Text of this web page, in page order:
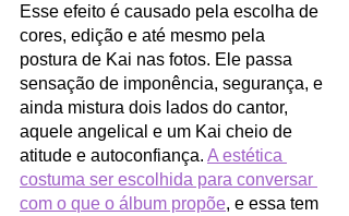
Esse efeito é causado pela escolha de
cores, edição e até mesmo pela
postura de Kai nas fotos. Ele passa
sensação de imponência, segurança, e
ainda mistura dois lados do cantor,
aquele angelical e um Kai cheio de
atitude e autoconfiança. A estética
costuma ser escolhida para conversar
com o que o álbum propõe, e essa tem